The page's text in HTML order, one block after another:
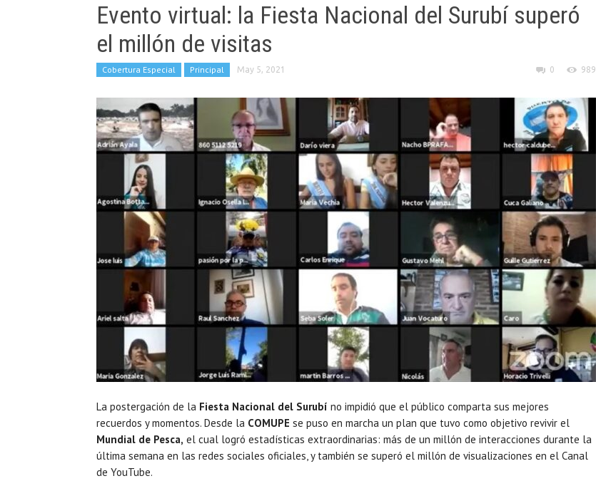
Evento virtual: la Fiesta Nacional del Surubí superó
el millón de visitas
Cobertura Especial Principal May 5, 2021 0 989
La postergación de la Fiesta Nacional del Surubí no impidió que el público comparta sus mejores
recuerdos y momentos. Desde la COMUPE se puso en marcha un plan que tuvo como objetivo revivir el
Mundial de Pesca, el cual logró estadísticas extraordinarias: más de un millón de interacciones durante la
última semana en las redes sociales oficiales, y también se superó el millón de visualizaciones en el Canal
de YouTube.